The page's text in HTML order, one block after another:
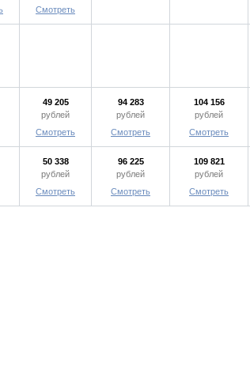
Смотреть
49 205
рублей
Смотреть
94 283
рублей
Смотреть
104 156
рублей
Смотреть
50 338
рублей
Смотреть
96 225
рублей
Смотреть
109 821
рублей
Смотреть